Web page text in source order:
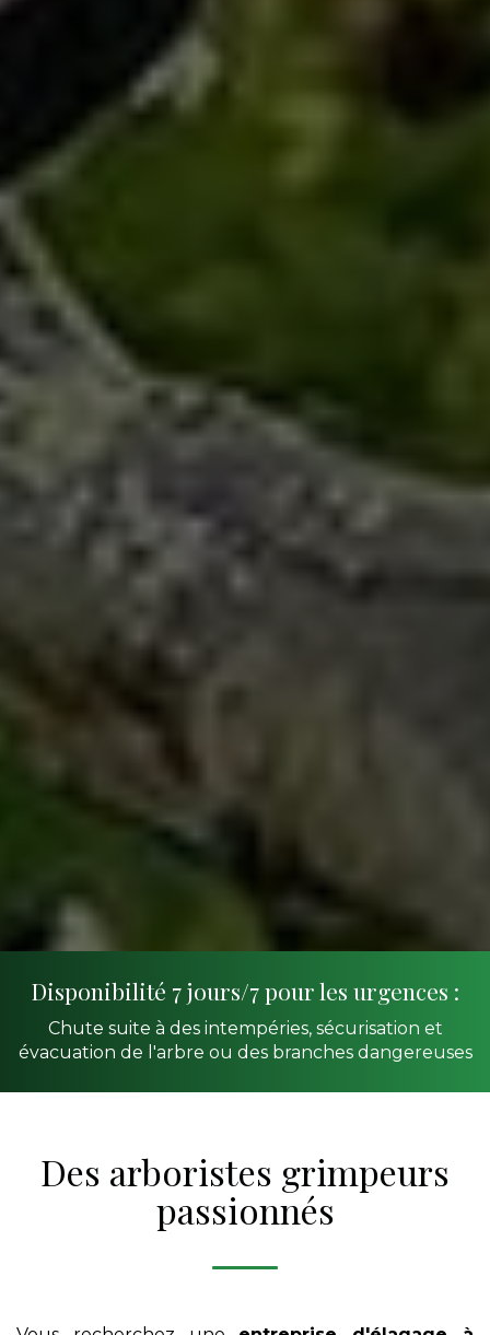
Disponibilité 7 jours/7 pour les urgences :
Chute suite à des intempéries, sécurisation et
évacuation de l'arbre ou des branches dangereuses
Des arboristes grimpeurs
passionnés